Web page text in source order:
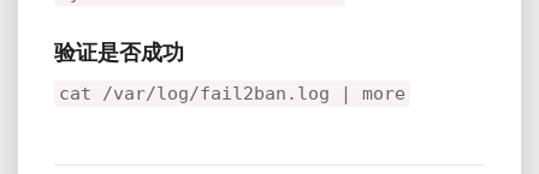
验证是否成功
cat /var/log/fail2ban.log | more